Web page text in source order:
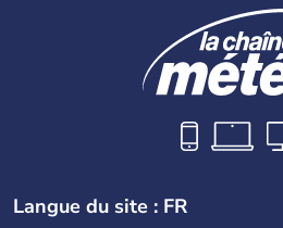
Langue du site : FR